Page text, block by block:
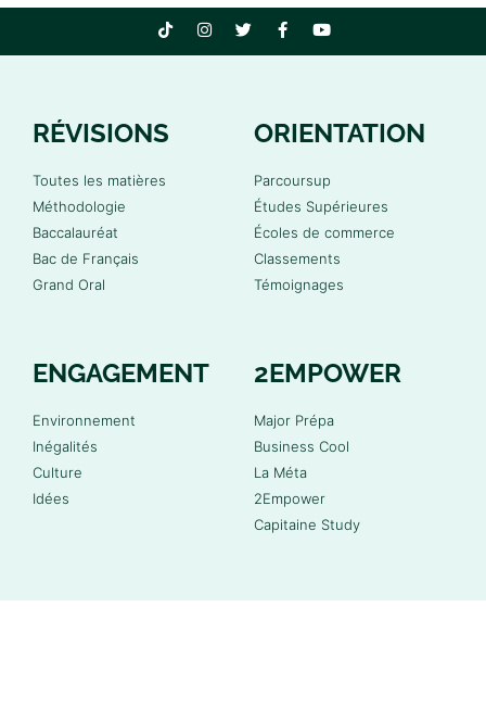
RÉVISIONS
Toutes les matières
Méthodologie
Baccalauréat
Bac de Français
Grand Oral
ORIENTATION
Parcoursup
Études Supérieures
Écoles de commerce
Classements
Témoignages
ENGAGEMENT
Environnement
Inégalités
Culture
Idées
2EMPOWER
Major Prépa
Business Cool
La Méta
2Empower
Capitaine Study